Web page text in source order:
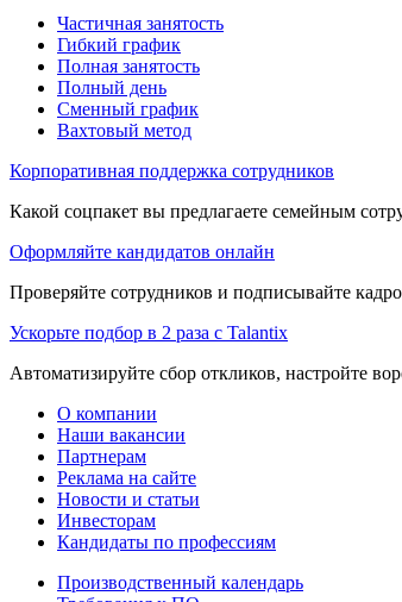
Частичная занятость
Гибкий график
Полная занятость
Полный день
Сменный график
Вахтовый метод
Корпоративная поддержка сотрудников
Какой соцпакет вы предлагаете семейным
Оформляйте кандидатов онлайн
Проверяйте сотрудников и подписывайте
Ускорьте подбор в 2 раза с Talantix
Автоматизируйте сбор откликов, настройте
О компании
Наши вакансии
Партнерам
Реклама на сайте
Новости и статьи
Инвесторам
Кандидаты по профессиям
Производственный календарь